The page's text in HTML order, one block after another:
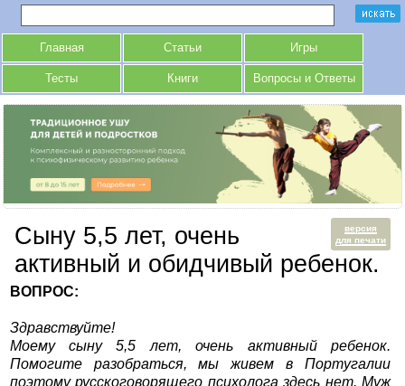
Главная Статьи Игры
Тесты Книги Вопросы и Ответы
версия
для печати
Сыну 5,5 лет, очень
активный и обидчивый ребенок.
ВОПРОС:
Здравствуйте!
Моему сыну 5,5 лет, очень активный ребенок.
Помогите разобраться, мы живем в Португалии
поэтому русскоговорящего психолога здесь нет. Муж